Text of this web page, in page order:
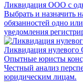
Ликвидация ООО с
Выбрать и назначить
обязанностей одно
уведомления
Ликвидация
Опытные юристы
Честный анализ
юридическим лицам.